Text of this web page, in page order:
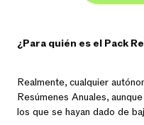
¿Para quién es el Pack
Realmente, cualquier
Resúmenes Anuales,
los que se hayan dado de